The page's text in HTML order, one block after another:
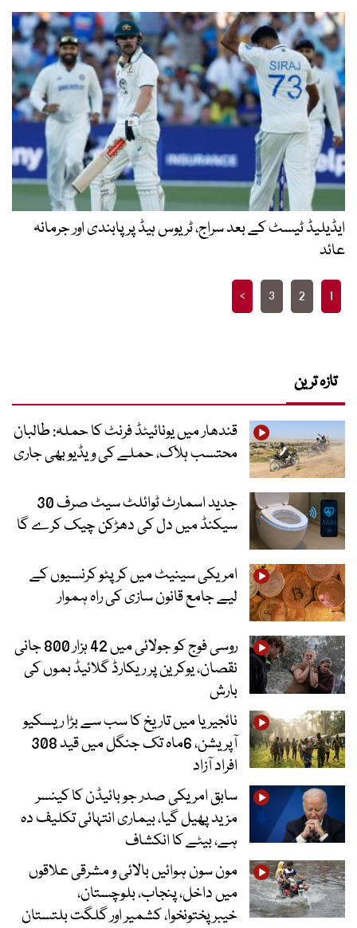
ایڈیلیڈ ٹیسٹ کے بعد سراج، ٹریوس ہیڈ پر پابندی اور جرمانہ
عائد
Posts
pagination
1
2
3
>
تازہ ترین
قندھار میں یونائیٹڈ فرنٹ کا حملہ: طالبان
محتسب ہلاک، حملے کی ویڈیو بھی جاری
جدید اسمارٹ ٹوائلٹ سیٹ صرف 30
سیکنڈ میں دل کی دھڑکن چیک کرے گا
امریکی سینیٹ میں کرپٹو کرنسیوں کے
لیے جامع قانون سازی کی راہ ہموار
روسی فوج کو جولائی میں 42 ہزار 800 جانی
نقصان، یوکرین پر ریکارڈ گلائیڈ بموں کی
بارش
نائجیریا میں تاریخ کا سب سے بڑا ریسکیو
آپریشن، 6ماہ تک جنگل میں قید 308
افراد آزاد
سابق امریکی صدر جو بائیڈن کا کینسر
مزید پھیل گیا، بیماری انتہائی تکلیف دہ
ہے، بیٹے کا انکشاف
مون سون ہوائیں بالائی و مشرقی علاقوں
میں داخل، پنجاب، بلوچستان،
خیبرپختونخوا، کشمیر اور گلگت بلتستان